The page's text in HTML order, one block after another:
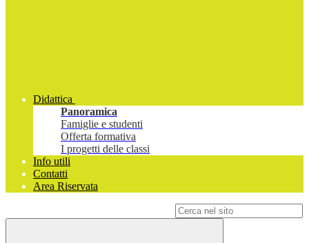
Didattica
Panoramica
Famiglie e studenti
Offerta formativa
I progetti delle classi
Info utili
Contatti
Area Riservata